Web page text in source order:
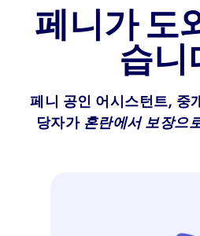
페니가 도
습니
페니 공인 어시스턴트, 중
당자가 혼란에서 보장으